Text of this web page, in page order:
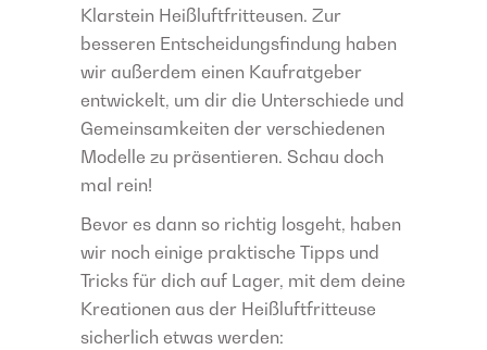
Klarstein Heißluftfritteusen. Zur
besseren Entscheidungsfindung haben
wir außerdem einen Kaufratgeber
entwickelt, um dir die Unterschiede und
Gemeinsamkeiten der verschiedenen
Modelle zu präsentieren. Schau doch
mal rein!
Bevor es dann so richtig losgeht, haben
wir noch einige praktische Tipps und
Tricks für dich auf Lager, mit dem deine
Kreationen aus der Heißluftfritteuse
sicherlich etwas werden: